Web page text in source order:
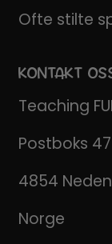
Ofte stilte
KONTAKT
Teaching
Postboks 47
4854
Norge